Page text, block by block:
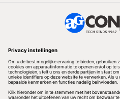
Redactionele partner